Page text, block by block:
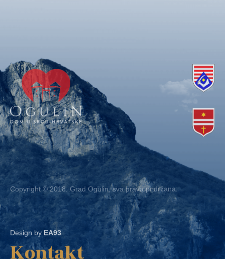
Copyright © 2018. Grad Ogulin, sva prava pridržana.
Design byEA93
Kontakt